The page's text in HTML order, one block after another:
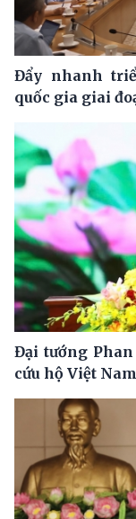
Đẩy nhanh
quốc gia giai
Đại tướng
cứu hộ Việt